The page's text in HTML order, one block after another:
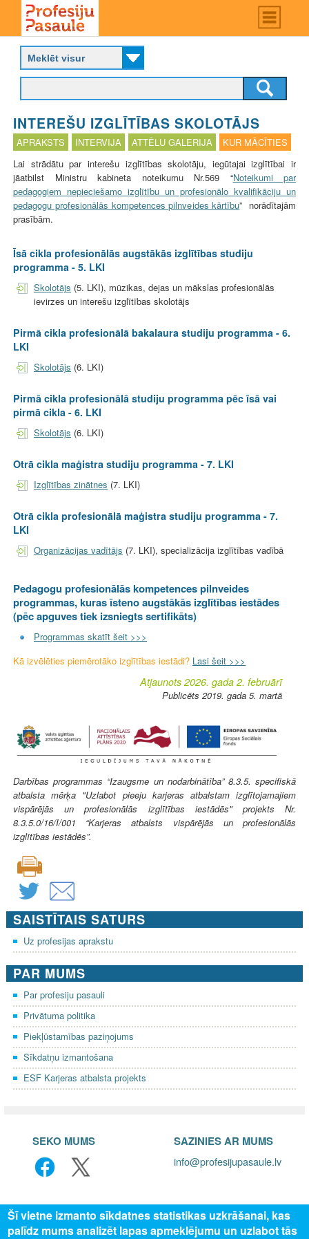
main
content
Main
menu
P
o
f
e
i
j
u
p
a
s
a
u
e
INTEREŠU IZGLĪTĪBAS SKOLOTĀJS
APRAKSTS INTERVIJA ATTĒLU GALERIJA
KUR MĀCĪTIES
Lai strādātu par interešu izglītības skolotāju, iegūtajai izglītībai ir
jāatbilst Ministru kabineta noteikumu Nr.569 “Noteikumi par
pedagogiem nepieciešamo izglītību un profesionālo kvalifikāciju un
pedagogu profesionālās kompetences pilnveides kārtību” norādītajām
prasībām.
Īsā cikla profesionālās augstākās izglītības studiju
programma - 5. LKI
Skolotājs (5. LKI), mūzikas, dejas un mākslas profesionālās
ievirzes un interešu izglītības skolotājs
Pirmā cikla profesionālā bakalaura studiju programma - 6.
LKI
Skolotājs (6. LKI)
Pirmā cikla profesionālā studiju programma pēc īsā vai
pirmā cikla - 6. LKI
Skolotājs (6. LKI)
Otrā cikla maģistra studiju programma - 7. LKI
Izglītības zinātnes (7. LKI)
Otrā cikla profesionālā maģistra studiju programma - 7.
LKI
Organizācijas vadītājs (7. LKI), specializācija izglītības vadībā
Pedagogu profesionālās kompetences pilnveides
programmas, kuras īsteno augstākās izglītības iestādes
(pēc apguves tiek izsniegts sertifikāts)
Programmas skatīt šeit >>>
Kā izvēlēties piemērotāko izglītības iestādi? Lasi šeit >>>
Atjaunots 2026. gada 2. februārī
Publicēts 2019. gada 5. martā
Darbības programmas “Izaugsme un nodarbinātība” 8.3.5. specifiskā
atbalsta mērķa "Uzlabot pieeju karjeras atbalstam izglītojamajiem
vispārējās un profesionālās izglītības iestādēs" projekts Nr.
8.3.5.0/16/I/001 “Karjeras atbalsts vispārējās un profesionālās
izglītības iestādēs”.
SAISTĪTAIS SATURS
Uz profesijas aprakstu
PAR MUMS
Par profesiju pasauli
Privātuma politika
Piekļūstamības paziņojums
Sīkdatņu izmantošana
ESF Karjeras atbalsta projekts
SEKO MUMS SAZINIES AR MUMS
info@profesijupasaule.lv
Šī vietne izmanto sīkdatnes statistikas uzkrāšanai, kas
palīdz mums analizēt lapas apmeklējumu un uzlabot tās